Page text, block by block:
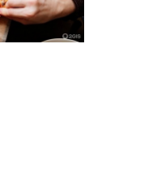
Закрытая пицца